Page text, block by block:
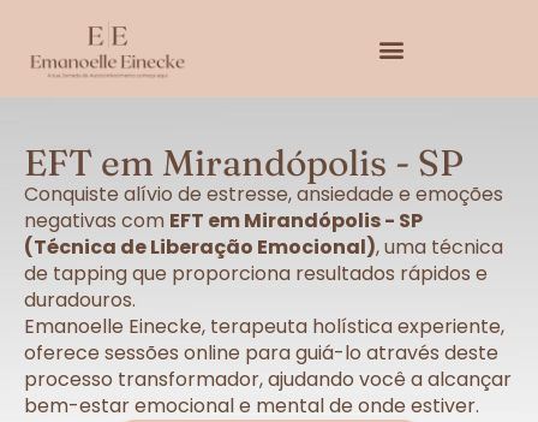
EFT em Mirandópolis - SP
Conquiste alívio de estresse, ansiedade e emoções
negativas com EFT em Mirandópolis - SP
(Técnica de Liberação Emocional), uma técnica
de tapping que proporciona resultados rápidos e
duradouros.
Emanoelle Einecke, terapeuta holística experiente,
oferece sessões online para guiá-lo através deste
processo transformador, ajudando você a alcançar
bem-estar emocional e mental de onde estiver.